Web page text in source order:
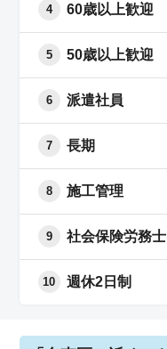
4 60歳以上歓迎
5 50歳以上歓迎
6 派遣社員
7 長期
8 施工管理
9 社会保険労務士
10 週休2日制